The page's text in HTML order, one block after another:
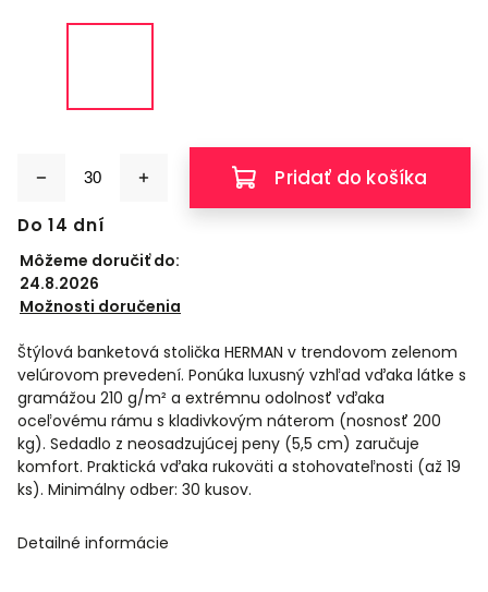
Do 14 dní
Môžeme doručiť do:
24.8.2026
Možnosti doručenia
Pridať do košíka
Štýlová banketová stolička HERMAN v trendovom zelenom
velúrovom prevedení. Ponúka luxusný vzhľad vďaka látke s
gramážou 210 g/m² a extrémnu odolnosť vďaka
oceľovému rámu s kladivkovým náterom (nosnosť 200
kg). Sedadlo z neosadzujúcej peny (5,5 cm) zaručuje
komfort. Praktická vďaka rukoväti a stohovateľnosti (až 19
ks). Minimálny odber: 30 kusov.
Detailné informácie